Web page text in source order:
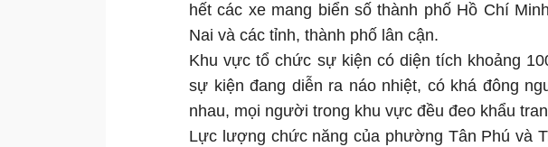
hết các xe mang biển số thành phố Hồ Chí
Nai và các tỉnh, thành phố lân cận.
Khu vực tổ chức sự kiện có diện tích khoảng
sự kiện đang diễn ra náo nhiệt, có khá đông
nhau, mọi người trong khu vực đều đeo khẩu
Lực lượng chức năng của phường Tân Phú và